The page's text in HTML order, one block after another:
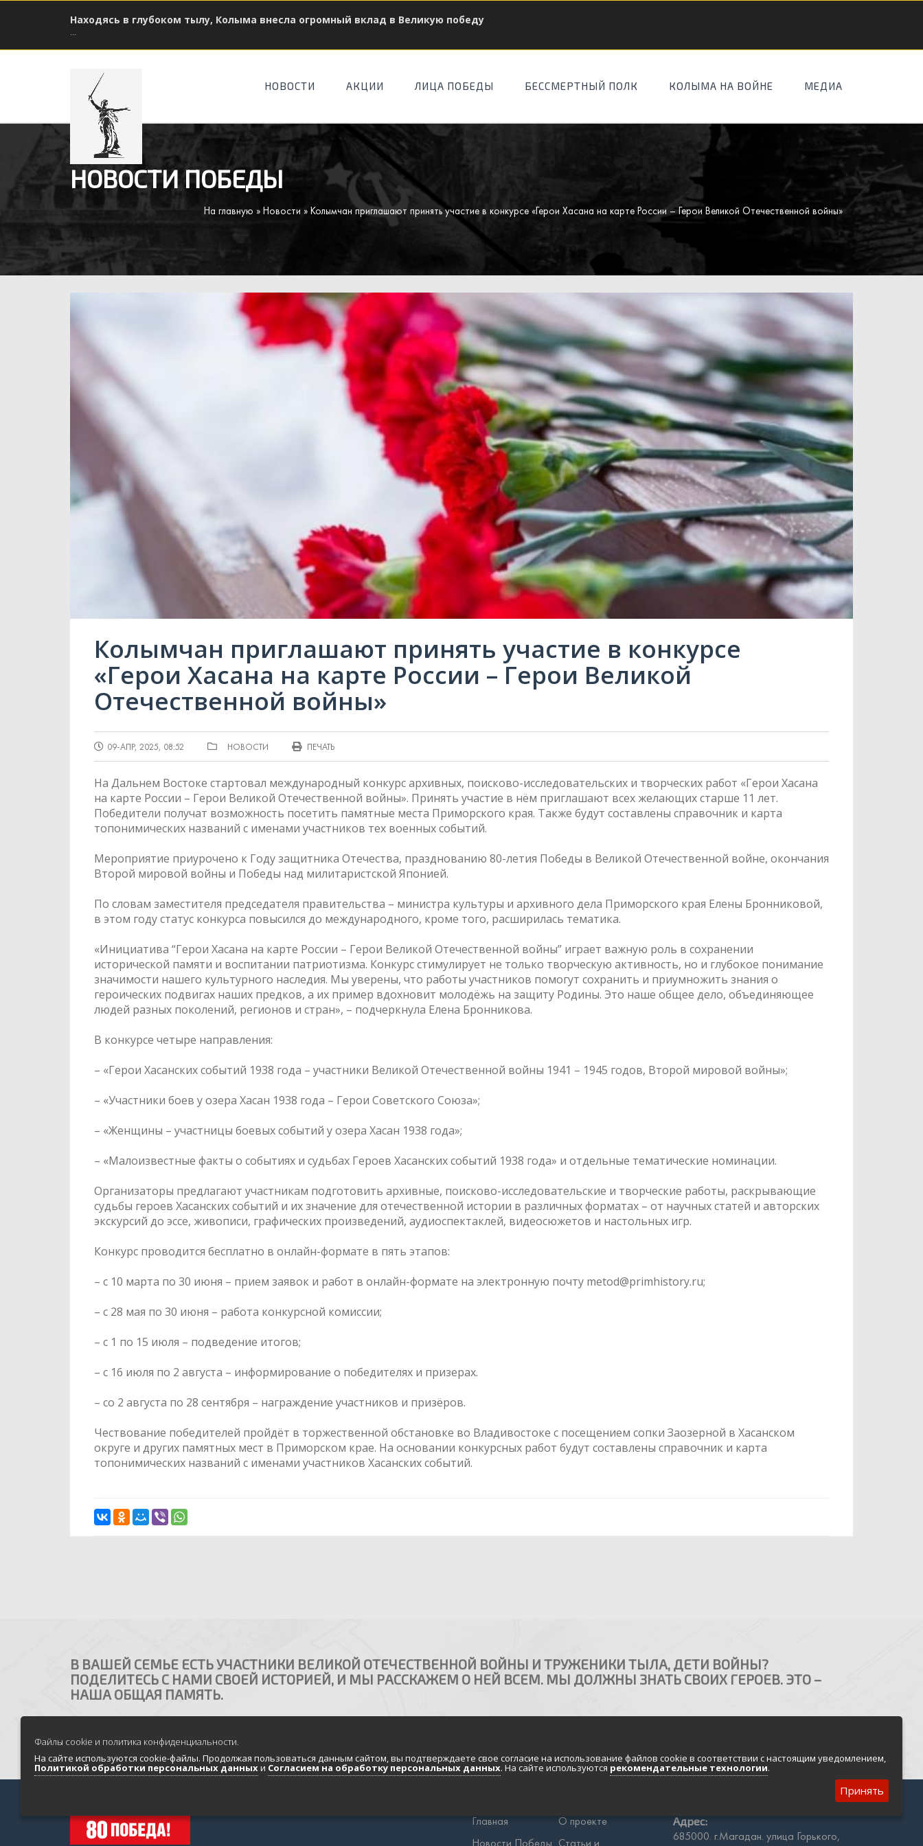
Находясь в глубоком тылу, Колыма внесла огромный вклад в Великую победу
...
НОВОСТИ АКЦИИ ЛИЦА ПОБЕДЫ БЕССМЕРТНЫЙ ПОЛК КОЛЫМА НА ВОЙНЕ МЕДИА
НОВОСТИ ПОБЕДЫ
На главную » Новости » Колымчан приглашают принять участие в конкурсе «Герои Хасана на карте России – Герои Великой Отечественной войны»
Колымчан приглашают принять участие в конкурсе
«Герои Хасана на карте России – Герои Великой
Отечественной войны»
09-АПР, 2025, 08:52 НОВОСТИ ПЕЧАТЬ
На Дальнем Востоке стартовал международный конкурс архивных, поисково-исследовательских и творческих работ «Герои Хасана
на карте России – Герои Великой Отечественной войны». Принять участие в нём приглашают всех желающих старше 11 лет.
Победители получат возможность посетить памятные места Приморского края. Также будут составлены справочник и карта
топонимических названий с именами участников тех военных событий.
Мероприятие приурочено к Году защитника Отечества, празднованию 80-летия Победы в Великой Отечественной войне, окончания
Второй мировой войны и Победы над милитаристской Японией.
По словам заместителя председателя правительства – министра культуры и архивного дела Приморского края Елены Бронниковой,
в этом году статус конкурса повысился до международного, кроме того, расширилась тематика.
«Инициатива “Герои Хасана на карте России – Герои Великой Отечественной войны” играет важную роль в сохранении
исторической памяти и воспитании патриотизма. Конкурс стимулирует не только творческую активность, но и глубокое понимание
значимости нашего культурного наследия. Мы уверены, что работы участников помогут сохранить и приумножить знания о
героических подвигах наших предков, а их пример вдохновит молодёжь на защиту Родины. Это наше общее дело, объединяющее
людей разных поколений, регионов и стран», – подчеркнула Елена Бронникова.
В конкурсе четыре направления:
– «Герои Хасанских событий 1938 года – участники Великой Отечественной войны 1941 – 1945 годов, Второй мировой войны»;
– «Участники боев у озера Хасан 1938 года – Герои Советского Союза»;
– «Женщины – участницы боевых событий у озера Хасан 1938 года»;
– «Малоизвестные факты о событиях и судьбах Героев Хасанских событий 1938 года» и отдельные тематические номинации.
Организаторы предлагают участникам подготовить архивные, поисково-исследовательские и творческие работы, раскрывающие
судьбы героев Хасанских событий и их значение для отечественной истории в различных форматах – от научных статей и авторских
экскурсий до эссе, живописи, графических произведений, аудиоспектаклей, видеосюжетов и настольных игр.
Конкурс проводится бесплатно в онлайн-формате в пять этапов:
– с 10 марта по 30 июня – прием заявок и работ в онлайн-формате на электронную почту metod@primhistory.ru;
– с 28 мая по 30 июня – работа конкурсной комиссии;
– с 1 по 15 июля – подведение итогов;
– с 16 июля по 2 августа – информирование о победителях и призерах.
– со 2 августа по 28 сентября – награждение участников и призёров.
Чествование победителей пройдёт в торжественной обстановке во Владивостоке с посещением сопки Заозерной в Хасанском
округе и других памятных мест в Приморском крае. На основании конкурсных работ будут составлены справочник и карта
топонимических названий с именами участников Хасанских событий.
В ВАШЕЙ СЕМЬЕ ЕСТЬ УЧАСТНИКИ ВЕЛИКОЙ ОТЕЧЕСТВЕННОЙ ВОЙНЫ И ТРУЖЕНИКИ ТЫЛА, ДЕТИ ВОЙНЫ?
ПОДЕЛИТЕСЬ С НАМИ СВОЕЙ ИСТОРИЕЙ, И МЫ РАССКАЖЕМ О НЕЙ ВСЕМ. МЫ ДОЛЖНЫ ЗНАТЬ СВОИХ ГЕРОЕВ. ЭТО –
НАША ОБЩАЯ ПАМЯТЬ.
НАПИСАТЬ НАМ
Главная
Новости Победы
О проекте
Статьи и
Адрес:
685000. г.Магадан. улица Горького,
Файлы cookie и политика конфиденциальности.
На сайте используются cookie-файлы. Продолжая пользоваться данным сайтом, вы подтверждаете свое согласие на использование файлов cookie в соответствии с настоящим уведомлением,
Политикой обработки персональных данныхи Согласием на обработку персональных данных. На сайте используются рекомендательные технологии.
Принять